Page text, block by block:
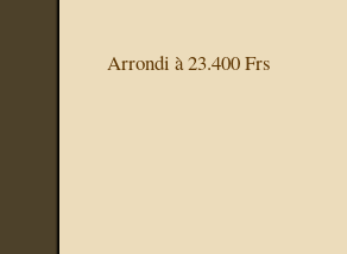
Arrondi à 23.400 Frs